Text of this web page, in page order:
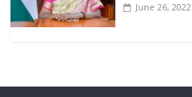
June 26, 2022